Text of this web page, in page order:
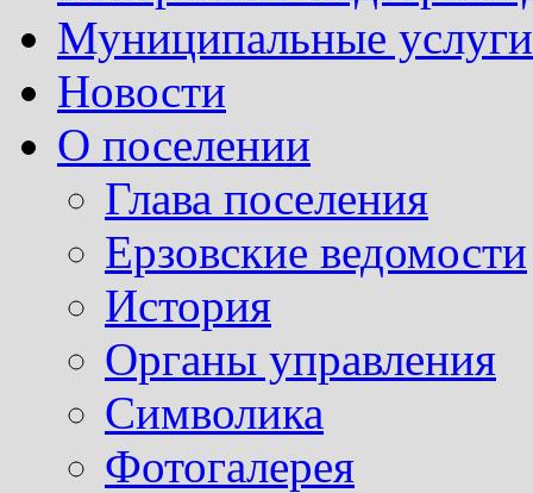
Муниципальные
Новости
О поселении
Глава поселения
Ерзовские ведомости
История
Органы управления
Символика
Фотогалерея